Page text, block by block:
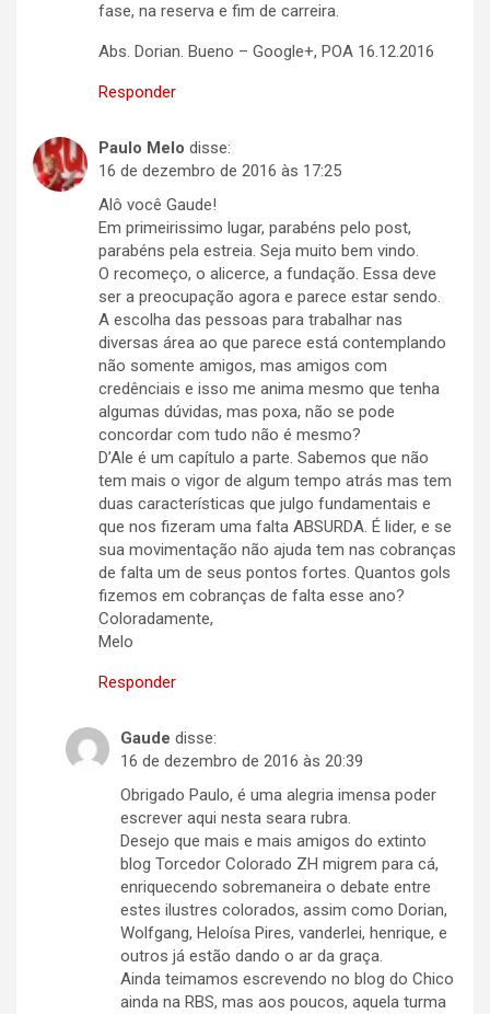
fase, na reserva e fim de carreira.
Abs. Dorian. Bueno – Google+, POA 16.12.2016
Responder
Paulo Melo disse:
16 de dezembro de 2016 às 17:25
Alô você Gaude!
Em primeirissimo lugar, parabéns pelo post,
parabéns pela estreia. Seja muito bem vindo.
O recomeço, o alicerce, a fundação. Essa deve
ser a preocupação agora e parece estar sendo.
A escolha das pessoas para trabalhar nas
diversas área ao que parece está contemplando
não somente amigos, mas amigos com
credênciais e isso me anima mesmo que tenha
algumas dúvidas, mas poxa, não se pode
concordar com tudo não é mesmo?
D’Ale é um capítulo a parte. Sabemos que não
tem mais o vigor de algum tempo atrás mas tem
duas características que julgo fundamentais e
que nos fizeram uma falta ABSURDA. É lider, e se
sua movimentação não ajuda tem nas cobranças
de falta um de seus pontos fortes. Quantos gols
fizemos em cobranças de falta esse ano?
Coloradamente,
Melo
Responder
Gaude disse:
16 de dezembro de 2016 às 20:39
Obrigado Paulo, é uma alegria imensa poder
escrever aqui nesta seara rubra.
Desejo que mais e mais amigos do extinto
blog Torcedor Colorado ZH migrem para cá,
enriquecendo sobremaneira o debate entre
estes ilustres colorados, assim como Dorian,
Wolfgang, Heloísa Pires, vanderlei, henrique, e
outros já estão dando o ar da graça.
Ainda teimamos escrevendo no blog do Chico
ainda na RBS, mas aos poucos, aquela turma